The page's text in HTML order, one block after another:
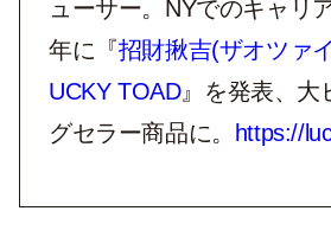
ューサー。 NYでのキャリ
年に『招財揪吉(ザオツァ
UCKY TOAD』を発表、大
グセラー商品に。
https://